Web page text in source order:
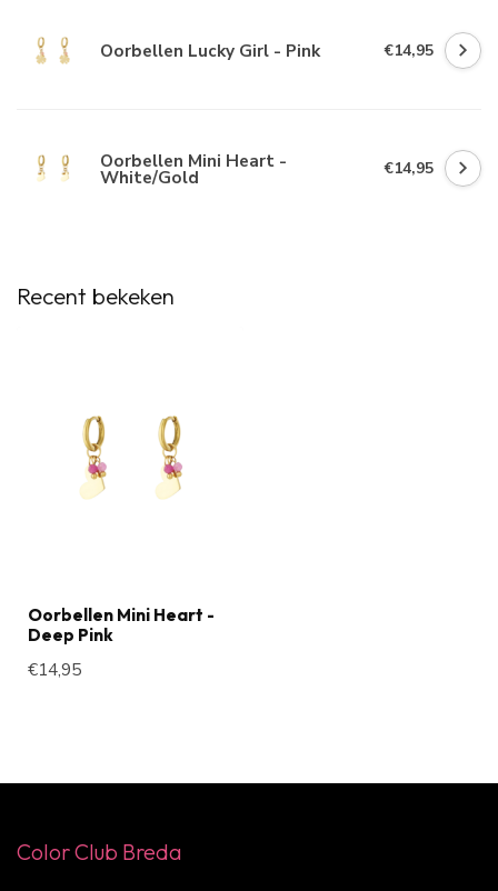
Oorbellen Lucky Girl - Pink €14,95
Oorbellen Mini Heart -
White/Gold €14,95
Recent bekeken
Oorbellen Mini Heart -
Deep Pink
€14,95
Color Club Breda